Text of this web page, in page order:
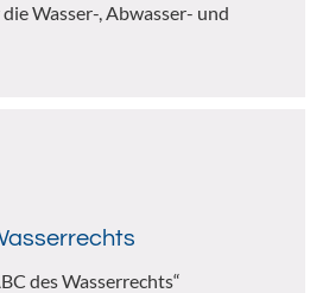
Wasser-, Abwasser- und
des Wasserrechts“